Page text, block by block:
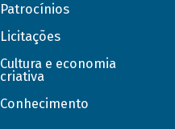
Patrocínios
Licitações
Cultura e economia
criativa
Conhecimento